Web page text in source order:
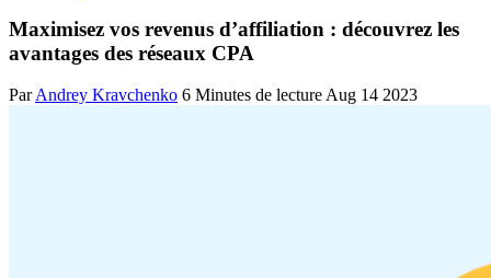
Maximisez vos revenus d’affiliation : découvrez les
avantages des réseaux CPA
ParAndrey Kravchenko 6 Minutes de lectureAug 14 2023